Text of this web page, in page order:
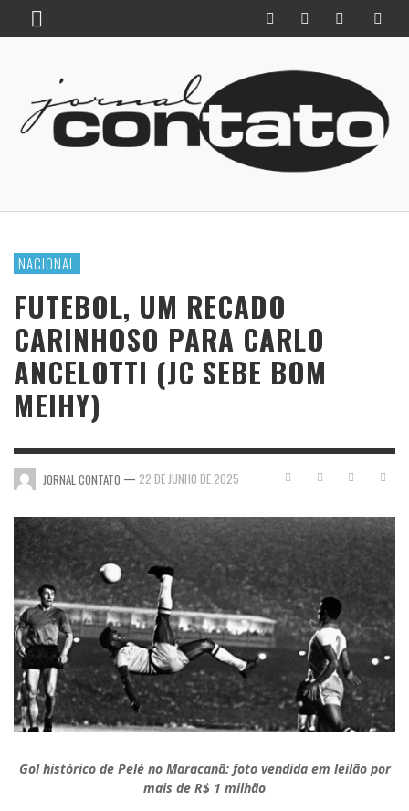
NACIONAL
FUTEBOL, UM RECADO
CARINHOSO PARA CARLO
ANCELOTTI (JC SEBE BOM
MEIHY)
JORNAL CONTATO — 22 DE JUNHO DE 2025
Gol histórico de Pelé no Maracanã: foto vendida em leilão por
mais de R$ 1 milhão